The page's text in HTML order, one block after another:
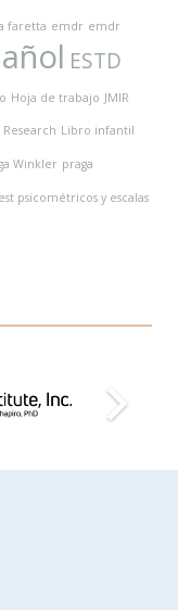
faretta emdr emdr
ESTD
Hoja de trabajo JMIR
Libro infantil
Winkler praga
psicométricos y escalas